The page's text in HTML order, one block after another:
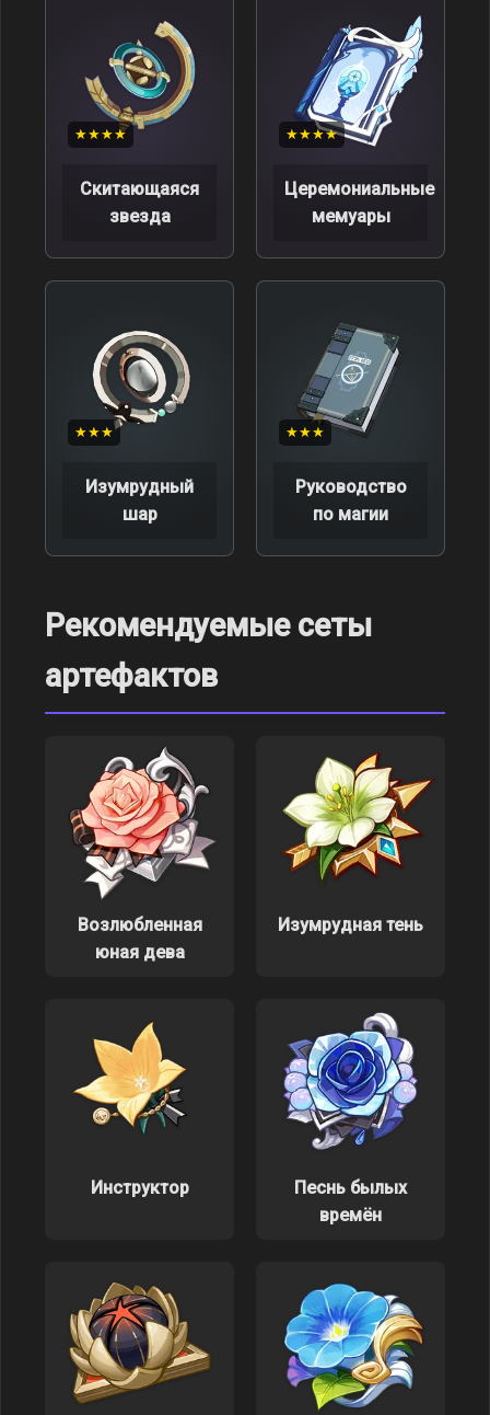
★★★★
Скитающаяся
звезда
★★★★
Церемониальные
мемуары
★★★
Изумрудный
шар
★★★
Руководство
по магии
Рекомендуемые сеты
артефактов
Возлюбленная
юная дева
Изумрудная тень
Инструктор
Песнь былых
времён